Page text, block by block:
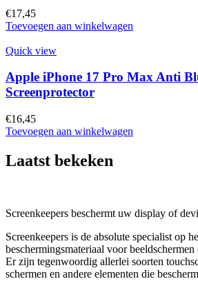
€17,45
Toevoegen aan winkelwagen
Quick view
Apple iPhone 17 Pro Max Anti
Screenprotector
€16,45
Toevoegen aan winkelwagen
Laatst bekeken
Screenkeepers beschermt uw display of
Screenkeepers is de absolute specialist op
beschermingsmateriaal voor
Er zijn tegenwoordig allerlei soorten
schermen en andere elementen die